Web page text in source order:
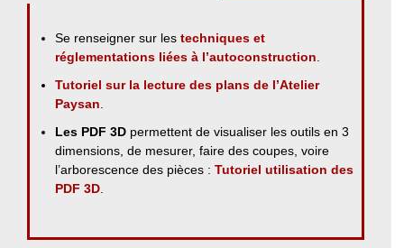
Se renseigner sur lestechniques et
réglementations liées à l’autoconstruction.
Tutoriel sur la lecture des plans de l’Atelier
Paysan.
Les PDF 3D permettent de visualiser les outils en 3
dimensions, de mesurer, faire des coupes, voire
l’arborescence des pièces :Tutoriel utilisation des
PDF 3D.